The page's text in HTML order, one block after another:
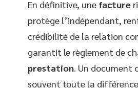
En définitive, une facture
protège l’indépendant,
crédibilité de la relation
garantit le règlement de
prestation. Un document
souvent toute la